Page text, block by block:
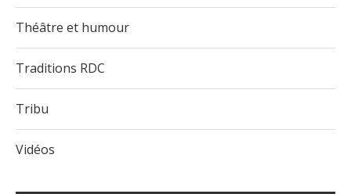
Théâtre et humour
Traditions RDC
Tribu
Vidéos